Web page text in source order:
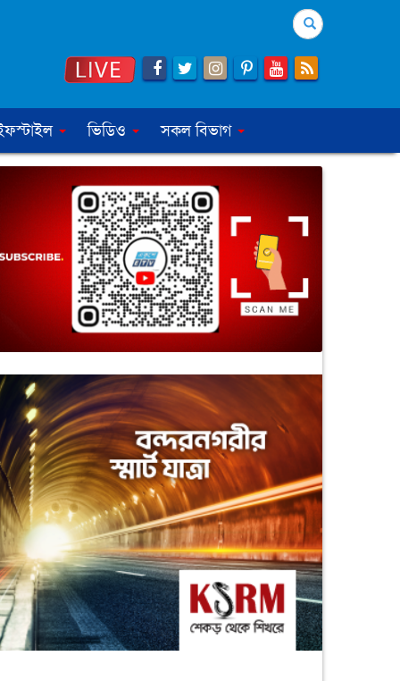
Search
ভিডিও সকল বিভাগ